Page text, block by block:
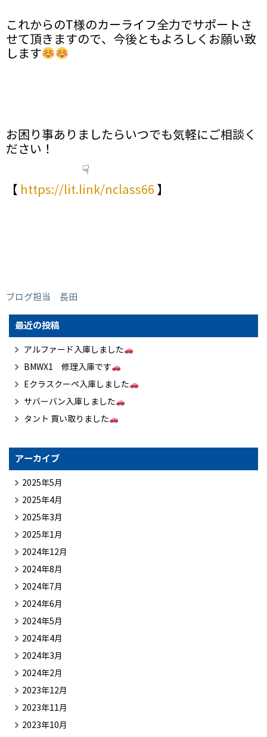
これからのT様のカーライフ全力でサポートさ
せて頂きますので、今後ともよろしくお願い致
します
お困り事ありましたらいつでも気軽にご相談く
ださい！
☟
【 https://lit.link/nclass66 】
ブログ担当 長田
最近の投稿
アルファード入庫しました
BMWX1 修理入庫です
Eクラスクーペ入庫しました
サバーバン入庫しました
タント 買い取りました
アーカイブ
2025年5月
2025年4月
2025年3月
2025年1月
2024年12月
2024年8月
2024年7月
2024年6月
2024年5月
2024年4月
2024年3月
2024年2月
2023年12月
2023年11月
2023年10月